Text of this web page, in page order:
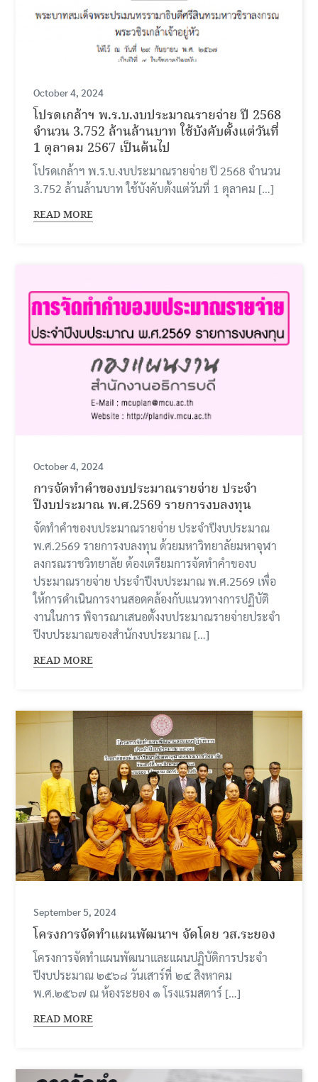
October 4, 2024
โปรดเกล้าฯ พ.ร.บ.งบประมาณรายจ่าย ปี 2568
จำนวน 3.752 ล้านล้านบาท ใช้บังคับตั้งแต่วันที่
1 ตุลาคม 2567 เป็นต้นไป
โปรดเกล้าฯ พ.ร.บ.งบประมาณรายจ่าย ปี 2568 จำนวน
3.752 ล้านล้านบาท ใช้บังคับตั้งแต่วันที่ 1 ตุลาคม […]
READ MORE
October 4, 2024
การจัดทําคําของบประมาณรายจ่าย ประจํา
ปีงบประมาณ พ.ศ.2569 รายการงบลงทุน
จัดทําคําของบประมาณรายจ่าย ประจําปีงบประมาณ
พ.ศ.2569 รายการงบลงทุน ด้วยมหาวิทยาลัยมหาจุฬา
ลงกรณราชวิทยาลัย ต้องเตรียมการจัดทําคําของบ
ประมาณรายจ่าย ประจําปีงบประมาณ พ.ศ.2569 เพื่อ
ให้การดําเนินการงานสอดคล้องกับแนวทางการปฏิบัติ
งานในการ พิจารณาเสนอตั้งงบประมาณรายจ่ายประจํา
ปีงบประมาณของสํานักงบประมาณ […]
READ MORE
September 5, 2024
โครงการจัดทำแผนพัฒนาฯ จัดโดย วส.ระยอง
โครงการจัดทำแผนพัฒนาและแผนปฏิบัติการประจำ
ปีงบประมาณ ๒๕๖๘ วันเสาร์ที่ ๒๔ สิงหาคม
พ.ศ.๒๕๖๗ ณ ห้องระยอง ๑ โรงแรมสตาร์ […]
READ MORE